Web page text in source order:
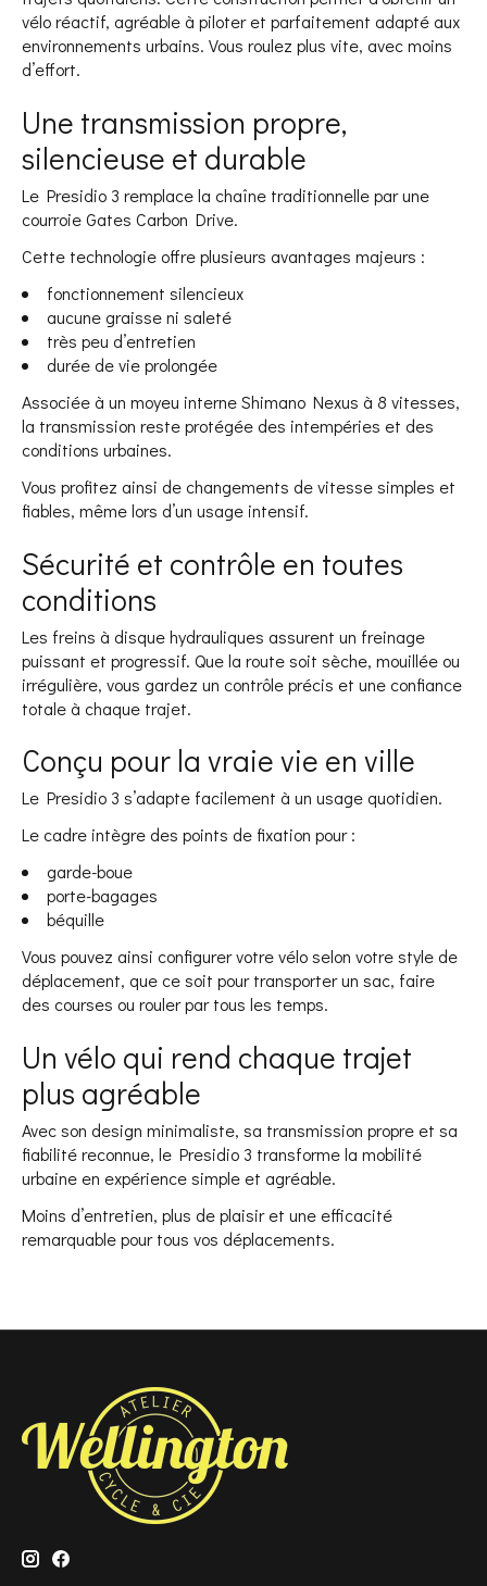
vélo réactif, agréable à piloter et parfaitement adapté aux
environnements urbains. Vous roulez plus vite, avec moins
d’effort.
Une transmission propre,
silencieuse et durable
Le Presidio 3 remplace la chaîne traditionnelle par une
courroie Gates Carbon Drive.
Cette technologie offre plusieurs avantages majeurs :
fonctionnement silencieux
aucune graisse ni saleté
très peu d’entretien
durée de vie prolongée
Associée à un moyeu interne Shimano Nexus à 8 vitesses,
la transmission reste protégée des intempéries et des
conditions urbaines.
Vous profitez ainsi de changements de vitesse simples et
fiables, même lors d’un usage intensif.
Sécurité et contrôle en toutes
conditions
Les freins à disque hydrauliques assurent un freinage
puissant et progressif. Que la route soit sèche, mouillée ou
irrégulière, vous gardez un contrôle précis et une confiance
totale à chaque trajet.
Conçu pour la vraie vie en ville
Le Presidio 3 s’adapte facilement à un usage quotidien.
Le cadre intègre des points de fixation pour :
garde-boue
porte-bagages
béquille
Vous pouvez ainsi configurer votre vélo selon votre style de
déplacement, que ce soit pour transporter un sac, faire
des courses ou rouler par tous les temps.
Un vélo qui rend chaque trajet
plus agréable
Avec son design minimaliste, sa transmission propre et sa
fiabilité reconnue, le Presidio 3 transforme la mobilité
urbaine en expérience simple et agréable.
Moins d’entretien, plus de plaisir et une efficacité
remarquable pour tous vos déplacements.